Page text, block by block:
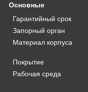
Основные
Гарантийный срок
Запорный орган
Материал корпуса
Покрытие
Рабочая среда